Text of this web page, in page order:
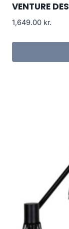
VENTURE
1,649.00 kr.